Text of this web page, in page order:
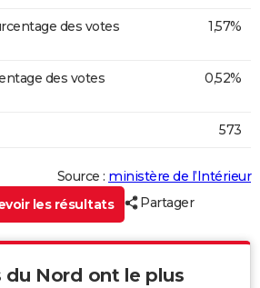
des votes
1,57%
des votes
0,52%
573
Source : ministère de l’Intérieur
les résultats
Partager
du Nord ont le plus